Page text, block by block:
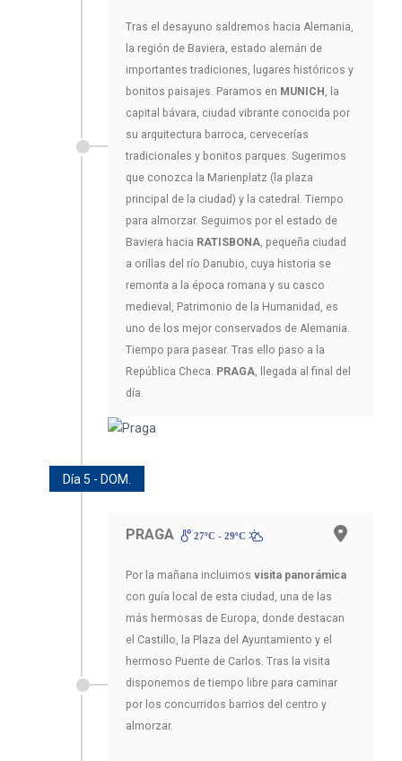
Tras el desayuno saldremos hacia Alemania,
la región de Baviera, estado alemán de
importantes tradiciones, lugares históricos y
bonitos paisajes. Paramos en MUNICH , la
capital bávara, ciudad vibrante conocida por
su arquitectura barroca, cervecerías
tradicionales y bonitos parques. Sugerimos
que conozca la Marienplatz (la plaza
principal de la ciudad) y la catedral. Tiempo
para almorzar. Seguimos por el estado de
Baviera hacia RATISBONA , pequeña ciudad
a orillas del río Danubio, cuya historia se
remonta a la época romana y su casco
medieval, Patrimonio de la Humanidad, es
uno de los mejor conservados de Alemania.
Tiempo para pasear. Tras ello paso a la
República Checa. PRAGA , llegada al final del
día.
Día 5 - DOM.
PRAGA 27ºC - 29ºC
Por la mañana incluimos visita panorámica
con guía local de esta ciudad, una de las
más hermosas de Europa, donde destacan
el Castillo, la Plaza del Ayuntamiento y el
hermoso Puente de Carlos. Tras la visita
disponemos de tiempo libre para caminar
por los concurridos barrios del centro y
almorzar.